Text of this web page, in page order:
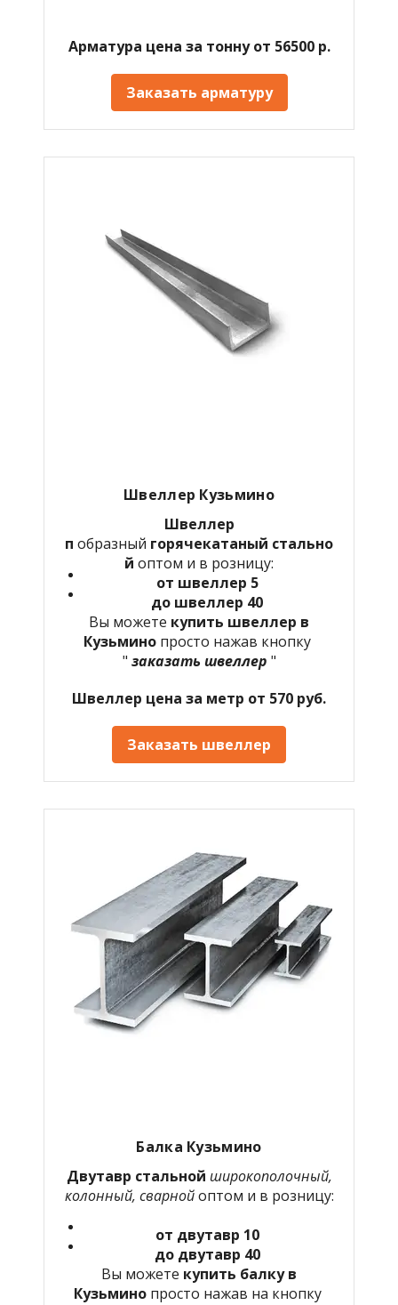
Арматура цена за тонну от 56500 р.
Заказать арматуру
Швеллер Кузьмино
Швеллер
п образный горячекатаный стально
й оптом и в розницу:
от швеллер 5
до швеллер 40
Вы можете купить швеллер в
Кузьмино просто нажав кнопку
" заказать швеллер "
Швеллер цена за метр от 570 руб.
Заказать швеллер
Балка Кузьмино
Двутавр стальной широкополочный,
колонный, сварнойоптом и в розницу:
от двутавр 10
до двутавр 40
Вы можете купить балку в
Кузьмино просто нажав на кнопку